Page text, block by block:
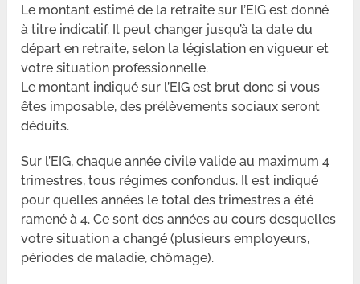
Le montant estimé de la retraite sur l’EIG est donné
à titre indicatif. Il peut changer jusqu’à la date du
départ en retraite, selon la législation en vigueur et
votre situation professionnelle.
Le montant indiqué sur l’EIG est brut donc si vous
êtes imposable, des prélèvements sociaux seront
déduits.
Sur l’EIG, chaque année civile valide au maximum 4
trimestres, tous régimes confondus. Il est indiqué
pour quelles années le total des trimestres a été
ramené à 4. Ce sont des années au cours desquelles
votre situation a changé (plusieurs employeurs,
périodes de maladie, chômage).